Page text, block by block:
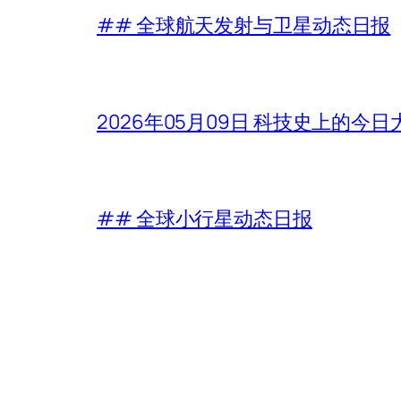
## 全球航天发射与卫星动态日报
2026年05月09日 科技史上的今日
## 全球小行星动态日报